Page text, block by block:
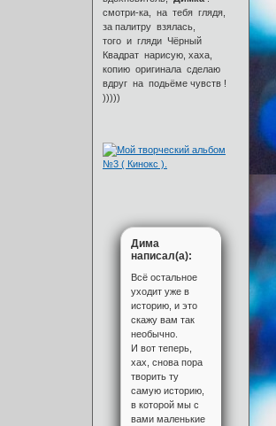
смотри-ка, на тебя глядя,
за палитру взялась,
того и гляди Чёрный
Квадрат нарисую, хаха,
копию оригинала сделаю
вдруг на подьёме чувств !
)))))
Дима
написал(а):
Всё остальное
уходит уже в
историю, и это
скажу вам так
необычно.
И вот теперь,
хах, снова пора
творить ту
самую историю,
в которой мы с
вами маленькие